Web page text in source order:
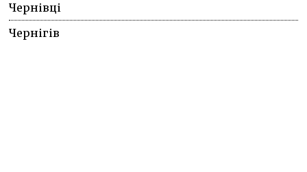
Чернівці
Чернігів